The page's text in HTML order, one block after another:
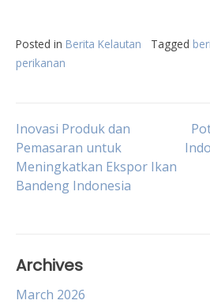
Posted in Berita Kelautan Tagged
perikanan
Post
navigation
Inovasi Produk dan
Pemasaran untuk
Meningkatkan Ekspor Ikan
Bandeng Indonesia
Archives
March 2026